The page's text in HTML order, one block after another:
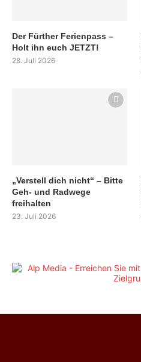
Der Fürther Ferienpass –
Holt ihn euch JETZT!
28. Juli 2026
„Verstell dich nicht“ – Bitte
Geh- und Radwege
freihalten
23. Juli 2026